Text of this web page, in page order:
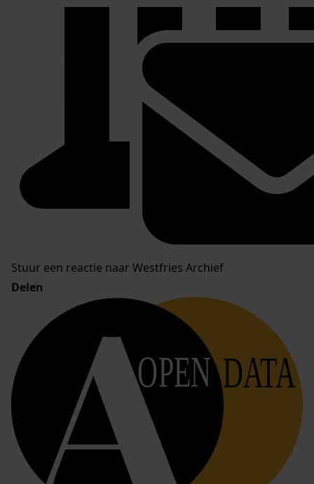
Stuur een reactie naar Westfries Archief
Delen
OPEN DATA